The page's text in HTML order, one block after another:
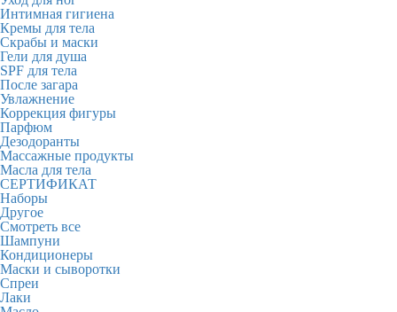
Интимная гигиена
Кремы для тела
Скрабы и маски
Гели для душа
SPF для тела
После загара
Увлажнение
Коррекция фигуры
Парфюм
Дезодоранты
Массажные продукты
Масла для тела
СЕРТИФИКАТ
Наборы
Другое
Смотреть все
Шампуни
Кондиционеры
Маски и сыворотки
Спреи
Лаки